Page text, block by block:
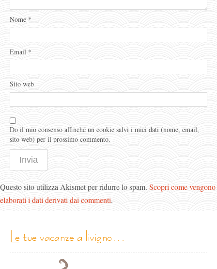
Nome *
Email *
Sito web
Do il mio consenso affinché un cookie salvi i miei dati (nome, email,
sito web) per il prossimo commento.
Questo sito utilizza Akismet per ridurre lo spam. Scopri come vengono
elaborati i dati derivati dai commenti.
le tue vacanze a livigno…